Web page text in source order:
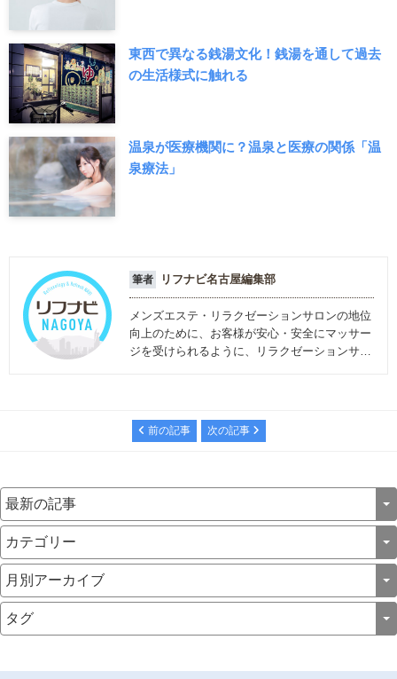
東西で異なる銭湯文化！銭湯を通して過去
の生活様式に触れる
温泉が医療機関に？温泉と医療の関係「温
泉療法」
筆者 リフナビ名古屋編集部
メンズエステ・リラクゼーションサロンの地位
向上のために、お客様が安心・安全にマッサー
ジを受けられるように、リラクゼーションサロ
前の記事 次の記事